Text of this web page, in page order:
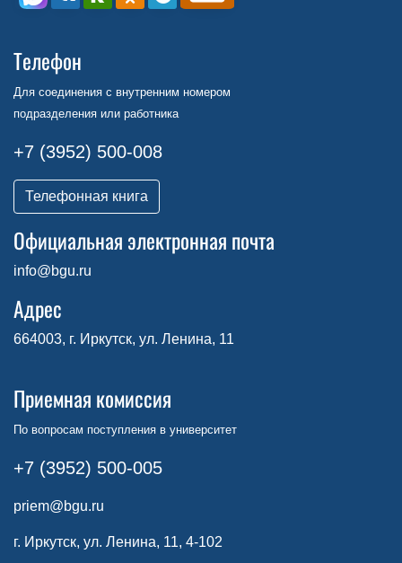
Телефон
Для соединения с внутренним номером
подразделения или работника
+7 (3952) 500-008
Телефонная книга
Официальная электронная почта
info@bgu.ru
Адрес
664003, г. Иркутск, ул. Ленина, 11
Приемная комиссия
По вопросам поступления в университет
+7 (3952) 500-005
priem@bgu.ru
г. Иркутск, ул. Ленина, 11, 4-102